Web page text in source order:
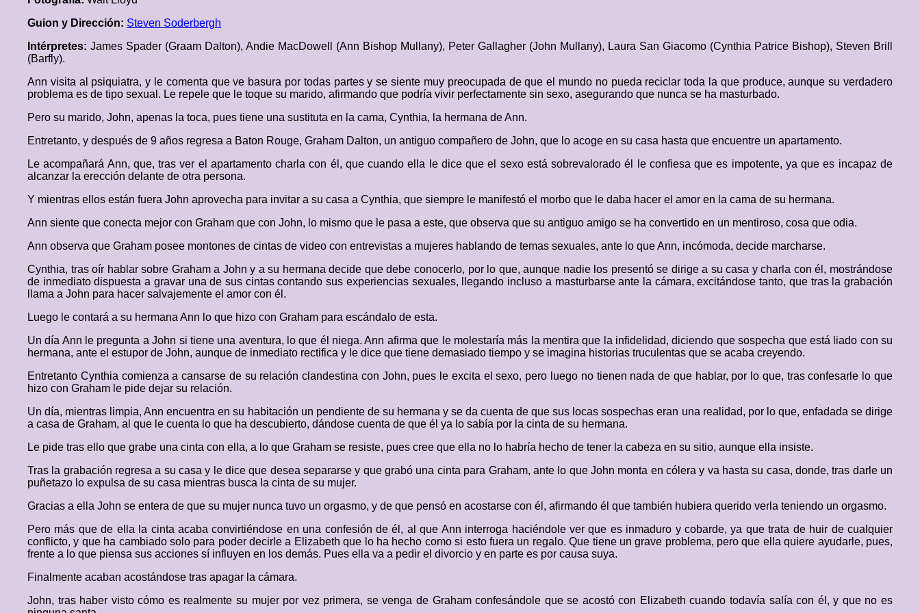
Guion y Dirección: Steven Soderbergh
Intérpretes: James Spader (Graam Dalton), Andie MacDowell (Ann Bishop Mullany), Peter Gallagher (John Mullany), Laura San Giacomo (Cynthia Patrice Bishop), Steven Brill
(Barfly).
Ann visita al psiquiatra, y le comenta que ve basura por todas partes y se siente muy preocupada de que el mundo no pueda reciclar toda la que produce, aunque su verdadero
problema es de tipo sexual. Le repele que le toque su marido, afirmando que podría vivir perfectamente sin sexo, asegurando que nunca se ha masturbado.
Pero su marido, John, apenas la toca, pues tiene una sustituta en la cama, Cynthia, la hermana de Ann.
Entretanto, y después de 9 años regresa a Baton Rouge, Graham Dalton, un antiguo compañero de John, que lo acoge en su casa hasta que encuentre un apartamento.
Le acompañará Ann, que, tras ver el apartamento charla con él, que cuando ella le dice que el sexo está sobrevalorado él le confiesa que es impotente, ya que es incapaz de
alcanzar la erección delante de otra persona.
Y mientras ellos están fuera John aprovecha para invitar a su casa a Cynthia, que siempre le manifestó el morbo que le daba hacer el amor en la cama de su hermana.
Ann siente que conecta mejor con Graham que con John, lo mismo que le pasa a este, que observa que su antiguo amigo se ha convertido en un mentiroso, cosa que odia.
Ann observa que Graham posee montones de cintas de video con entrevistas a mujeres hablando de temas sexuales, ante lo que Ann, incómoda, decide marcharse.
Cynthia, tras oír hablar sobre Graham a John y a su hermana decide que debe conocerlo, por lo que, aunque nadie los presentó se dirige a su casa y charla con él, mostrándose
de inmediato dispuesta a gravar una de sus cintas contando sus experiencias sexuales, llegando incluso a masturbarse ante la cámara, excitándose tanto, que tras la grabación
llama a John para hacer salvajemente el amor con él.
Luego le contará a su hermana Ann lo que hizo con Graham para escándalo de esta.
Un día Ann le pregunta a John si tiene una aventura, lo que él niega. Ann afirma que le molestaría más la mentira que la infidelidad, diciendo que sospecha que está liado con su
hermana, ante el estupor de John, aunque de inmediato rectifica y le dice que tiene demasiado tiempo y se imagina historias truculentas que se acaba creyendo.
Entretanto Cynthia comienza a cansarse de su relación clandestina con John, pues le excita el sexo, pero luego no tienen nada de que hablar, por lo que, tras confesarle lo que
hizo con Graham le pide dejar su relación.
Un día, mientras limpia, Ann encuentra en su habitación un pendiente de su hermana y se da cuenta de que sus locas sospechas eran una realidad, por lo que, enfadada se dirige
a casa de Graham, al que le cuenta lo que ha descubierto, dándose cuenta de que él ya lo sabía por la cinta de su hermana.
Le pide tras ello que grabe una cinta con ella, a lo que Graham se resiste, pues cree que ella no lo habría hecho de tener la cabeza en su sitio, aunque ella insiste.
Tras la grabación regresa a su casa y le dice que desea separarse y que grabó una cinta para Graham, ante lo que John monta en cólera y va hasta su casa, donde, tras darle un
puñetazo lo expulsa de su casa mientras busca la cinta de su mujer.
Gracias a ella John se entera de que su mujer nunca tuvo un orgasmo, y de que pensó en acostarse con él, afirmando él que también hubiera querido verla teniendo un orgasmo.
Pero más que de ella la cinta acaba convirtiéndose en una confesión de él, al que Ann interroga haciéndole ver que es inmaduro y cobarde, ya que trata de huir de cualquier
conflicto, y que ha cambiado solo para poder decirle a Elizabeth que lo ha hecho como si esto fuera un regalo. Que tiene un grave problema, pero que ella quiere ayudarle, pues,
frente a lo que piensa sus acciones sí influyen en los demás. Pues ella va a pedir el divorcio y en parte es por causa suya.
Finalmente acaban acostándose tras apagar la cámara.
John, tras haber visto cómo es realmente su mujer por vez primera, se venga de Graham confesándole que se acostó con Elizabeth cuando todavía salía con él, y que no es